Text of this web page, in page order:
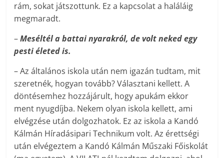
rám, sokat játszottunk. Ez a kapcsolat a haláláig
megmaradt.
–Meséltél a battai nyarakról, de volt neked egy
pesti életed is.
– Az általános iskola után nem igazán tudtam, mit
szeretnék, hogyan tovább? Választani kellett. A
döntésemhez hozzájárult, hogy apukám ekkor
ment nyugdíjba. Nekem olyan iskola kellett, ami
elvégzése után dolgozhatok. Ez az iskola a Kandó
Kálmán Híradásipari Technikum volt. Az érettségi
után elvégeztem a Kandó Kálmán Műszaki Főiskolát